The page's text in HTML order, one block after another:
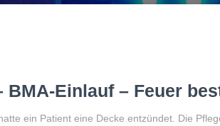
BMA-Einlauf – Feuer
ein Patient eine Decke entzündet. Die